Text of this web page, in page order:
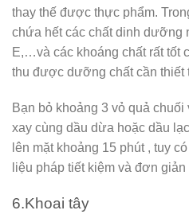
thay thế được thực phẩm.
chứa hết các chất dinh dưỡng
E,…và các khoáng chất rất tốt
thu được dưỡng chất cần thiết
Bạn bỏ khoảng 3 vỏ quả
xay cùng dầu dừa hoặc dầu
lên mặt khoảng 15 phút , tuy
liệu pháp tiết kiệm và đơn giản
6.Khoai tây